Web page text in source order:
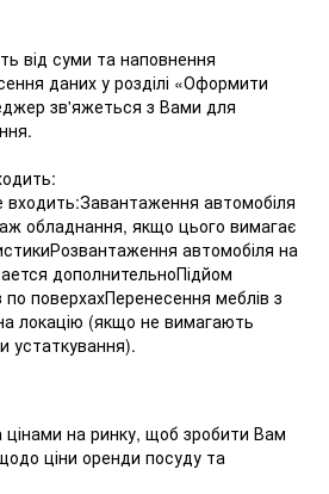
від суми та наповнення
даних у розділі «Оформити
зв'яжеться з Вами для
входить:Завантаження автомобіля
обладнання, якщо цього вимагає
автомобіля на
дополнительноПідйом
поверхахПеренесення меблів з
локацію (якщо не вимагають
устаткування).
на ринку, щоб зробити Вам
ціни оренди посуду та